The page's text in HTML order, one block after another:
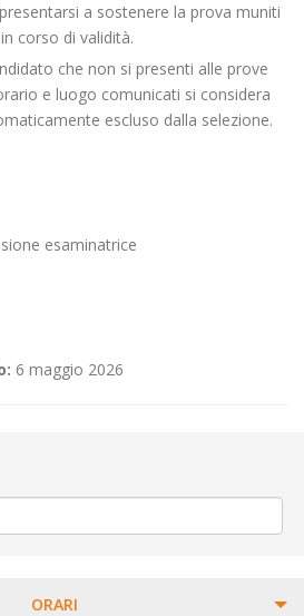
a sostenere la prova muniti
corso di validità.
che non si presenti alle prove
e luogo comunicati si considera
escluso dalla selezione.
esaminatrice
6 maggio 2026
ORARI